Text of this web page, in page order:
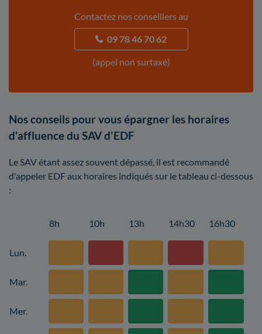
Contactez nos conseillers au
09 78 46 70 62
(appel non surtaxé)
Nos conseils pour vous épargner les horaires
d'affluence du SAV d'EDF
Le SAV étant assez souvent dépassé, il est recommandé
d'appeler EDF aux horaires indiqués sur le tableau ci-dessous
:
8h 10h 13h 14h30 16h30
Lun.
Mar.
Mer.